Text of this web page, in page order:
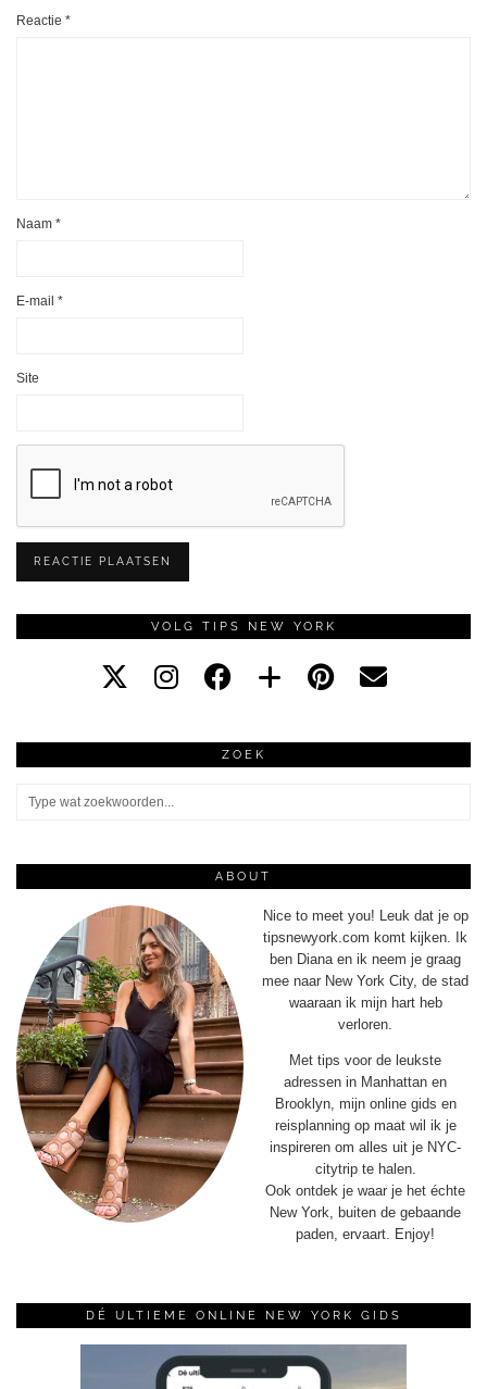
Reactie *
Naam *
E-mail *
Site
VOLG TIPS NEW YORK
ZOEK
ABOUT
Nice to meet you! Leuk dat je op
tipsnewyork.com komt kijken. Ik
ben Diana en ik neem je graag
mee naar New York City, de stad
waaraan ik mijn hart heb
verloren.
Met tips voor de leukste
adressen in Manhattan en
Brooklyn, mijn online gids en
reisplanning op maat wil ik je
inspireren om alles uit je NYC-
citytrip te halen.
Ook ontdek je waar je het échte
New York, buiten de gebaande
paden, ervaart. Enjoy!
DÉ ULTIEME ONLINE NEW YORK GIDS